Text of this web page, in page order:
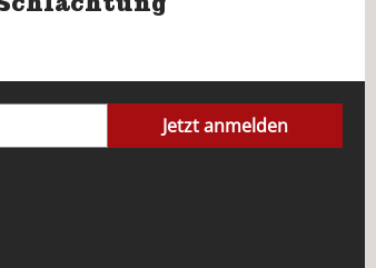
Jetzt anmelden